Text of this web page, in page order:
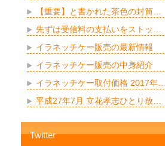
【重要】と書かれた茶色の封筒…
先ずは受信料の支払いをストッ…
イラネッチケー販売の最新情報
イラネッチケー販売の中身紹介
イラネッチケー取付価格 2017年…
平成27年7月 立花孝志ひとり放…
Twitter